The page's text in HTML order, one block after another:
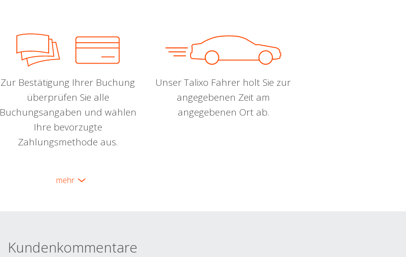
Zur Bestätigung Ihrer Buchung
überprüfen Sie alle
Buchungsangaben und wählen
Ihre bevorzugte
Zahlungsmethode aus.
Unser Talixo Fahrer holt Sie zur
angegebenen Zeit am
angegebenen Ort ab.
mehr
Kundenkommentare